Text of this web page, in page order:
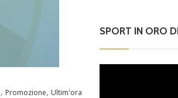
, Promozione, Ultim'ora
SPORT IN ORO